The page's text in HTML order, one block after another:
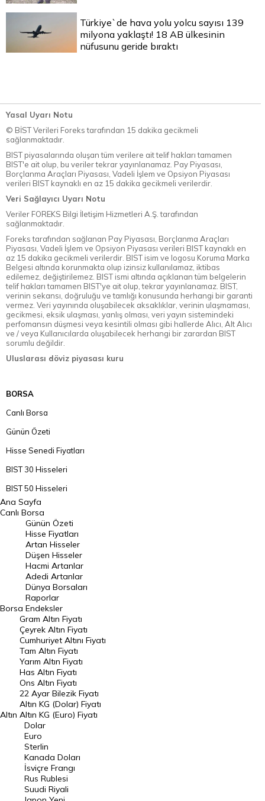
Türkiye`de hava yolu yolcu sayısı 139
milyona yaklaştı! 18 AB ülkesinin
nüfusunu geride bıraktı
Yasal Uyarı Notu
© BİST Verileri Foreks tarafından 15 dakika gecikmeli
sağlanmaktadır.
BIST piyasalarında oluşan tüm verilere ait telif hakları tamamen
BIST'e ait olup, bu veriler tekrar yayınlanamaz. Pay Piyasası,
Borçlanma Araçları Piyasası, Vadeli İşlem ve Opsiyon Piyasası
verileri BIST kaynaklı en az 15 dakika gecikmeli verilerdir.
Veri Sağlayıcı Uyarı Notu
Veriler FOREKS Bilgi İletişim Hizmetleri A.Ş. tarafından
sağlanmaktadır.
Foreks tarafından sağlanan Pay Piyasası, Borçlanma Araçları
Piyasası, Vadeli İşlem ve Opsiyon Piyasası verileri BIST kaynaklı en
az 15 dakika gecikmeli verilerdir. BIST isim ve logosu Koruma Marka
Belgesi altında korunmakta olup izinsiz kullanılamaz, iktibas
edilemez, değiştirilemez. BIST ismi altında açıklanan tüm belgelerin
telif hakları tamamen BIST'ye ait olup, tekrar yayınlanamaz. BIST,
verinin sekansı, doğruluğu ve tamlığı konusunda herhangi bir garanti
vermez. Veri yayınında oluşabilecek aksaklıklar, verinin ulaşmaması,
gecikmesi, eksik ulaşması, yanlış olması, veri yayın sistemindeki
perfomansın düşmesi veya kesintili olması gibi hallerde Alıcı, Alt Alıcı
ve / veya Kullanıcılarda oluşabilecek herhangi bir zarardan BIST
sorumlu değildir.
Uluslarası döviz piyasası kuru
BORSA
Canlı Borsa
Günün Özeti
Hisse Senedi Fiyatları
BIST 30 Hisseleri
BIST 50 Hisseleri
BIST 100 Hisseleri
En Çok Artan Hisseler
En Çok Düşen Hisseler
Hacmi Artanlar
Geçmiş Kapanışlar
Dünya Borsaları
Raporlar
Endeksler
DÖVİZ
Döviz Kuru
Dolar Kuru
Euro Kuru
Pound Kuru
Frank Kuru
Riyal Kuru
Avustralya Doları
Ana Sayfa
Canlı Borsa
Borsa
Günün Özeti
Hisse Fiyatları
Artan Hisseler
Düşen Hisseler
Hacmi Artanlar
Adedi Artanlar
Dünya Borsaları
Raporlar
Endeksler
Altın
Gram Altın Fiyatı
Çeyrek Altın Fiyatı
Cumhuriyet Altını Fiyatı
Tam Altın Fiyatı
Yarım Altın Fiyatı
Has Altın Fiyatı
Ons Altın Fiyatı
22 Ayar Bilezik Fiyatı
Altın KG (Dolar) Fiyatı
Altın KG (Euro) Fiyatı
Dolar
Euro
Sterlin
Kanada Doları
İsviçre Frangı
Rus Rublesi
Suudi Riyali